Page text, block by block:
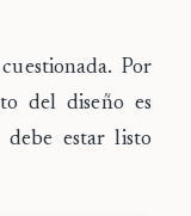
Por
del diseño es
estar listo